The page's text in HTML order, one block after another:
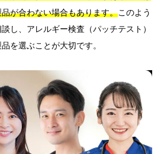
が合わない場合もあります。このよう
し、アレルギー検査（パッチテスト）
を選ぶことが大切です。